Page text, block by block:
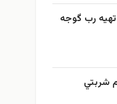
رب گوجه
شربتي